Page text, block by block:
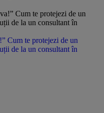
Cum te protejezi de un
de la un consultant în